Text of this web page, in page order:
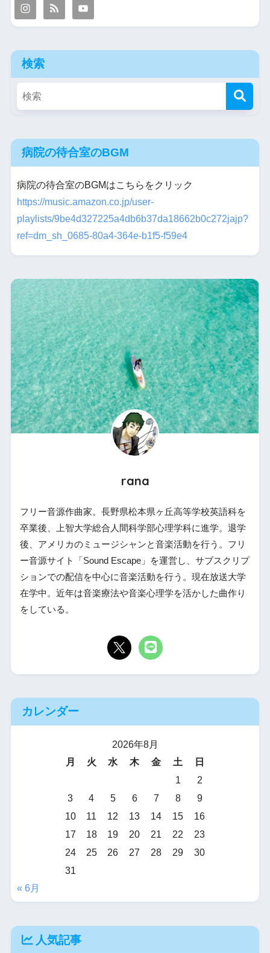
検索
病院の待合室のBGM
病院の待合室のBGMはこちらをクリック
https://music.amazon.co.jp/user-
playlists/9be4d327225a4db6b37da18662b0c272jajp?
ref=dm_sh_0685-80a4-364e-b1f5-f59e4
rana
フリー音源作曲家。長野県松本県ヶ丘高等学校英語科を
卒業後、上智大学総合人間科学部心理学科に進学。退学
後、アメリカのミュージシャンと音楽活動を行う。フリ
ー音源サイト「Sound Escape」を運営し、サブスクリプ
ションでの配信を中心に音楽活動を行う。現在放送大学
在学中。近年は音楽療法や音楽心理学を活かした曲作り
をしている。
カレンダー
2026年8月
月
火 水 木 金 土
日
1
2
3
4 5 6 7 8
9
10
11 12 13 14 15
16
17
18 19 20 21 22
23
24
25 26 27 28 29
30
31
« 6月
人気記事